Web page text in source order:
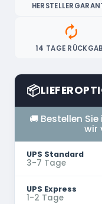
autorenew
14 TAGE
📦
🚚 Bestellen
wir
UPS Standard
3-7 Tage
UPS Express
1-2 Tage